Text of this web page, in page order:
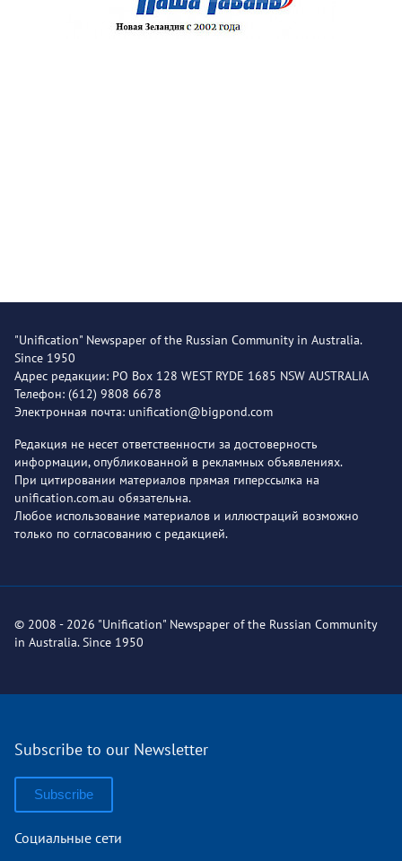
"Unification" Newspaper of the Russian Community in Australia.
Since 1950
Адрес редакции: PO Box 128 WEST RYDE 1685 NSW AUSTRALIA
Телефон: (612) 9808 6678
Электронная почта: unification@bigpond.com
Редакция не несет ответственности за достоверность
информации, опубликованной в рекламных объявлениях.
При цитировании материалов прямая гиперссылка на
unification.com.au обязательна.
Любое использование материалов и иллюстраций возможно
только по согласованию с редакцией.
© 2008 - 2026 "Unification" Newspaper of the Russian Community
in Australia. Since 1950
Subscribe to our Newsletter
Subscribe
Социальные сети